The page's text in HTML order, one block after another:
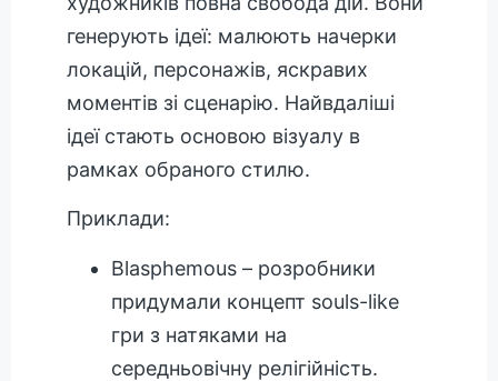
генерують ідеї: малюють начерки
локацій, персонажів, яскравих
моментів зі сценарію. Найвдаліші
ідеї стають основою візуалу в
рамках обраного стилю.
Приклади:
Blasphemous – розробники
придумали концепт souls-like
гри з натяками на
середньовічну релігійність.